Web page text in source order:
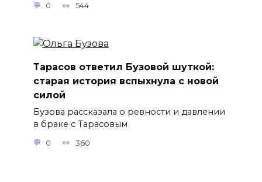
0 544
Тарасов ответил Бузовой шуткой:
старая история вспыхнула с новой
силой
Бузова рассказала о ревности и давлении
в браке с Тарасовым
0 360